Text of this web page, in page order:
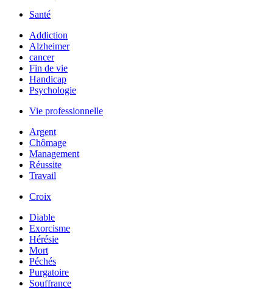
Santé
Addiction
Alzheimer
cancer
Fin de vie
Handicap
Psychologie
Vie professionnelle
Argent
Chômage
Management
Réussite
Travail
Croix
Diable
Exorcisme
Hérésie
Mort
Péchés
Purgatoire
Souffrance